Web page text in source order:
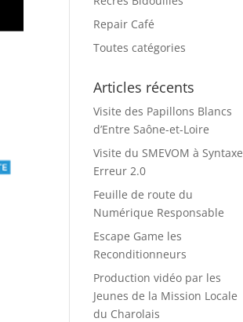
Repair Café
Toutes catégories
Articles récents
Visite des Papillons Blancs
d’Entre Saône-et-Loire
Visite du SMEVOM à Syntaxe
Erreur 2.0
Feuille de route du
Numérique Responsable
Escape Game les
Reconditionneurs
Production vidéo par les
Jeunes de la Mission Locale
du Charolais